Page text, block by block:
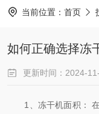
当前位置： 首页
如何正确选择冻
更新时间：2024-
1、冻干机面积： 在